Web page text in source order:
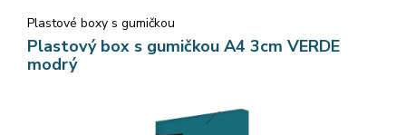
Plastové boxy s gumičkou
Plastový box s gumičkou A4 3cm VERDE
modrý